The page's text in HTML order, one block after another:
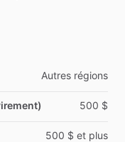
Autres régions
500 $
500 $ et plus